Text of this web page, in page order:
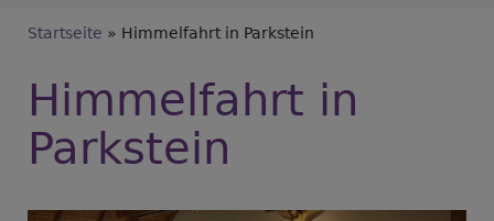
Breadcrumb
Startseite Himmelfahrt in Parkstein
Himmelfahrt in
Parkstein